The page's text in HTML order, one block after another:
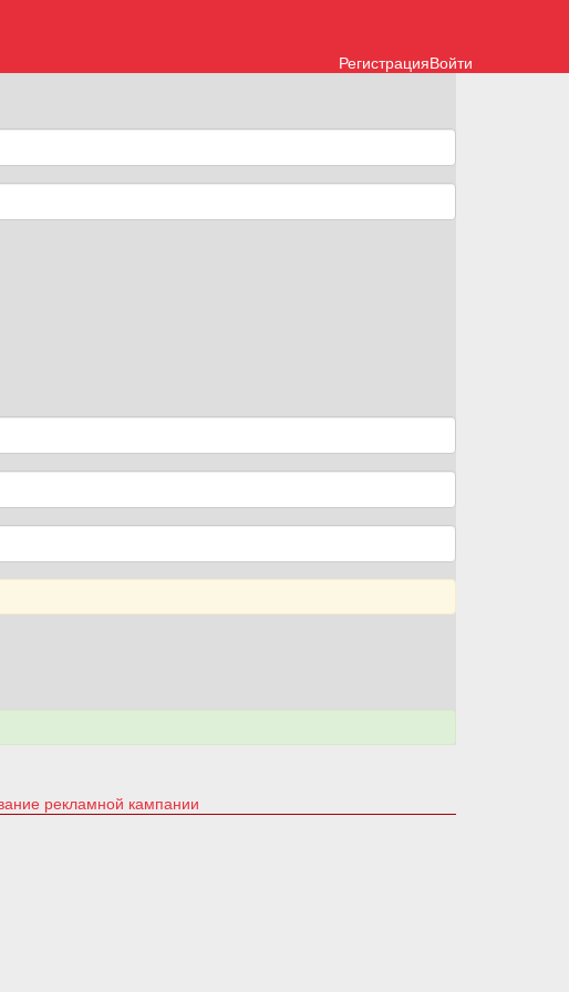
Войти
Регистрация
рекламной кампании